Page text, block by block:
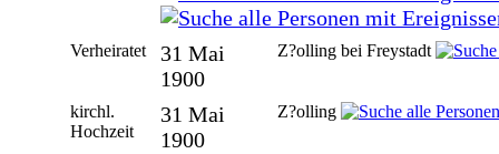
Verheiratet
31 Mai
1900
Z?olling bei Freystadt
kirchl.
Hochzeit
31 Mai
1900
Z?olling